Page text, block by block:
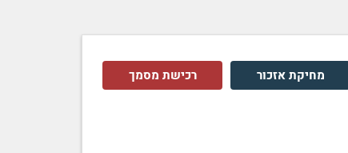
מחיקת אזכור רכישת מסמך